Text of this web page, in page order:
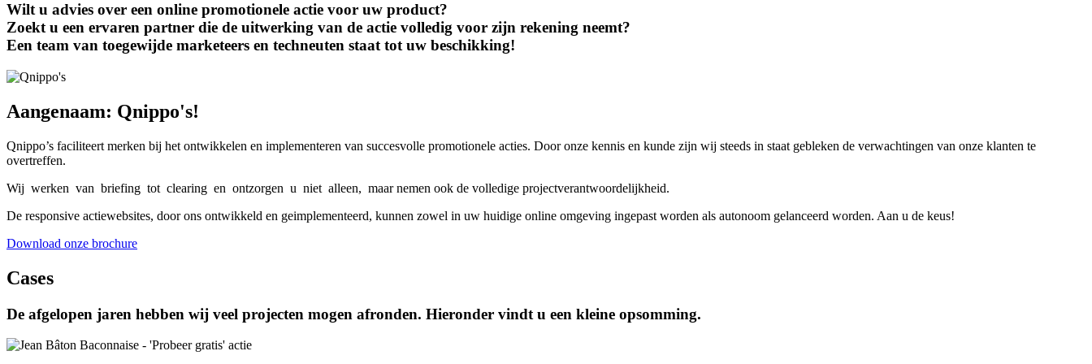
Wilt u advies over een online promotionele actie voor uw product?
Zoekt u een ervaren partner die de uitwerking van de actie volledig voor zijn rekening neemt?
Een team van toegewijde marketeers en techneuten staat tot uw beschikking!
Aangenaam: Qnippo's!
Qnippo’s faciliteert merken bij het ontwikkelen en implementeren van succesvolle promotionele acties. Door onze kennis en kunde zijn wij steeds in staat gebleken de verwachtingen van onze klanten te
overtreffen.
Wij werken van briefing tot clearing en ontzorgen u niet alleen, maar nemen ook de volledige projectverantwoordelijkheid.
De responsive actiewebsites, door ons ontwikkeld en geimplementeerd, kunnen zowel in uw huidige online omgeving ingepast worden als autonoom gelanceerd worden. Aan u de keus!
Download onze brochure
Cases
De afgelopen jaren hebben wij veel projecten mogen afronden. Hieronder vindt u een kleine opsomming.